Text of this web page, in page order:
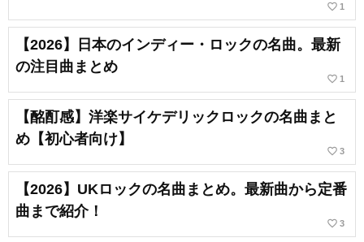
favorite_border 1
【2026】日本のインディー・ロックの名曲。最新
の注目曲まとめ
favorite_border 1
【酩酊感】洋楽サイケデリックロックの名曲まと
め【初心者向け】
favorite_border 3
【2026】UKロックの名曲まとめ。最新曲から定番
曲まで紹介！
favorite_border 3